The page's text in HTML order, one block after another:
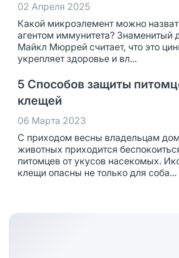
02 Апреля 2025
Какой микроэлемент можно
агентом иммунитета? Знаменитый
Майкл Мюррей считает, что это
укрепляет здоровье и вл...
5 Способов защиты
клещей
06 Марта 2023
С приходом весны владельцам
животных приходится
питомцев от укусов насекомых.
клещи опасны не только для соба...